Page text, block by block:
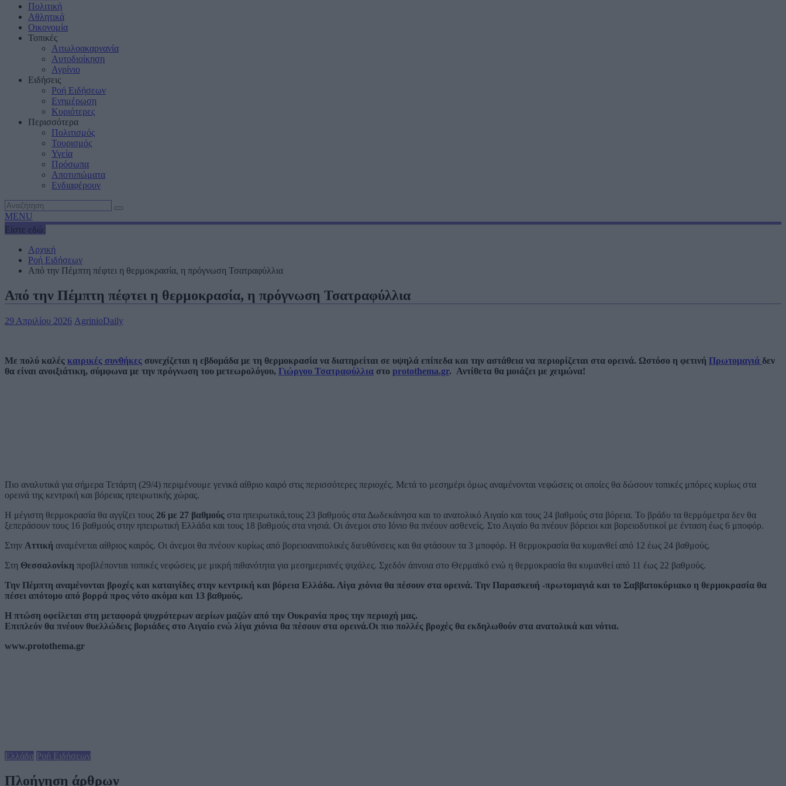
Πολιτική
Αθλητικά
Οικονομία
Τοπικές
Αιτωλοακαρνανία
Αυτοδιοίκηση
Αγρίνιο
Ειδήσεις
Ροή Ειδήσεων
Ενημέρωση
Κυριότερες
Περισσότερα
Πολιτισμός
Τουρισμός
Υγεία
Πρόσωπα
Αποτυπώματα
Ενδιαφέρουν
MENU
Είστε εδώ:
Αρχική
Ροή Ειδήσεων
Από την Πέμπτη πέφτει η θερμοκρασία, η πρόγνωση Τσατραφύλλια
Από την Πέμπτη πέφτει η θερμοκρασία, η πρόγνωση Τσατραφύλλια
29 Απριλίου 2026 AgrinioDaily
Με πολύ καλές καιρικές συνθήκες συνεχίζεται η εβδομάδα με τη θερμοκρασία να διατηρείται σε υψηλά επίπεδα και την αστάθεια να περιορίζεται στα ορεινά. Ωστόσο η φετινή Πρωτομαγιά δεν
θα είναι ανοιξιάτικη, σύμφωνα με την πρόγνωση του μετεωρολόγου, Γιώργου Τσατραφύλλια στο protothema.gr. Αντίθετα θα μοιάζει με χειμώνα!
Πιο αναλυτικά για σήμερα Τετάρτη (29/4) περιμένουμε γενικά αίθριο καιρό στις περισσότερες περιοχές. Μετά το μεσημέρι όμως αναμένονται νεφώσεις οι οποίες θα δώσουν τοπικές μπόρες κυρίως στα
ορεινά της κεντρική και βόρειας ηπειρωτικής χώρας.
Η μέγιστη θερμοκρασία θα αγγίζει τους 26 με 27 βαθμούς στα ηπειρωτικά,τους 23 βαθμούς στα Δωδεκάνησα και το ανατολικό Αιγαίο και τους 24 βαθμούς στα βόρεια. Το βράδυ τα θερμόμετρα δεν θα
ξεπεράσουν τους 16 βαθμούς στην ηπειρωτική Ελλάδα και τους 18 βαθμούς στα νησιά. Οι άνεμοι στο Ιόνιο θα πνέουν ασθενείς. Στο Αιγαίο θα πνέουν βόρειοι και βορειοδυτικοί με ένταση έως 6 μποφόρ.
Στην Αττική αναμένεται αίθριος καιρός. Οι άνεμοι θα πνέουν κυρίως από βορειοανατολικές διευθύνσεις και θα φτάσουν τα 3 μποφόρ. Η θερμοκρασία θα κυμανθεί από 12 έως 24 βαθμούς.
Στη Θεσσαλονίκη προβλέπονται τοπικές νεφώσεις με μικρή πιθανότητα για μεσημεριανές ψιχάλες. Σχεδόν άπνοια στο Θερμαϊκό ενώ η θερμοκρασία θα κυμανθεί από 11 έως 22 βαθμούς.
Την Πέμπτη αναμένονται βροχές και καταιγίδες στην κεντρική και βόρεια Ελλάδα. Λίγα χιόνια θα πέσουν στα ορεινά. Την Παρασκευή -πρωτομαγιά και το Σαββατοκύριακο η θερμοκρασία θα
πέσει απότομο από βορρά προς νότο ακόμα και 13 βαθμούς.
Η πτώση οφείλεται στη μεταφορά ψυχρότερων αερίων μαζών από την Ουκρανία προς την περιοχή μας.
Επιπλεόν θα πνέουν θυελλώδεις βοριάδες στο Αιγαίο ενώ λίγα χιόνια θα πέσουν στα ορεινά.Οι πιο πολλές βροχές θα εκδηλωθούν στα ανατολικά και νότια.
www.protothema.gr
Ελλάδα Ροή Ειδήσεων
Πλοήγηση άρθρων